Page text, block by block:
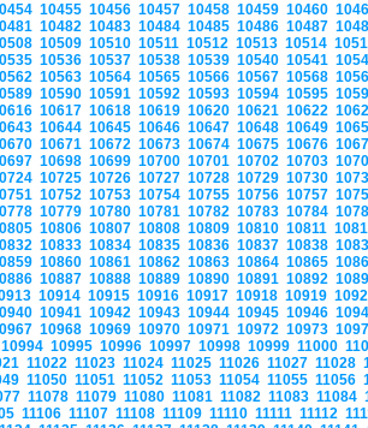
10455 10456 10457 10458 10459 10460
10482 10483 10484 10485 10486 10487
10509 10510 10511 10512 10513 10514
10536 10537 10538 10539 10540 10541
10563 10564 10565 10566 10567 10568
10590 10591 10592 10593 10594 10595
10617 10618 10619 10620 10621 10622
10644 10645 10646 10647 10648 10649
10671 10672 10673 10674 10675 10676
10698 10699 10700 10701 10702 10703
10725 10726 10727 10728 10729 10730
10752 10753 10754 10755 10756 10757
10779 10780 10781 10782 10783 10784
10806 10807 10808 10809 10810 10811
10833 10834 10835 10836 10837 10838
10860 10861 10862 10863 10864 10865
10887 10888 10889 10890 10891 10892
10914 10915 10916 10917 10918 10919
10941 10942 10943 10944 10945 10946
10968 10969 10970 10971 10972 10973
10994 10995 10996 10997 10998 10999 11000
11022 11023 11024 11025 11026 11027 11028
11050 11051 11052 11053 11054 11055 11056
11078 11079 11080 11081 11082 11083 11084
11106 11107 11108 11109 11110 11111 11112